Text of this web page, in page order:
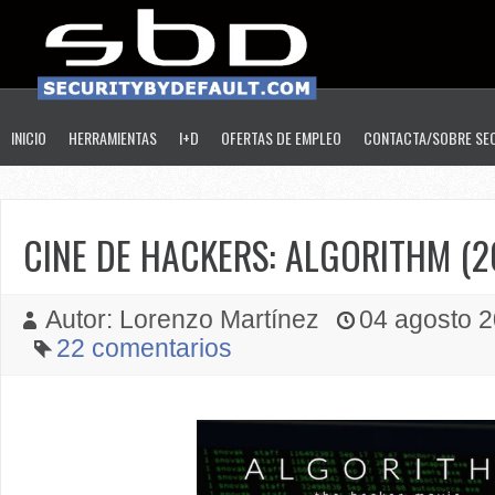
INICIO HERRAMIENTAS I+D OFERTAS DE EMPLEO CONTACTA/SOBRE
CINE DE HACKERS: ALGORITHM
Autor: Lorenzo Martínez
04 agosto
22 comentarios